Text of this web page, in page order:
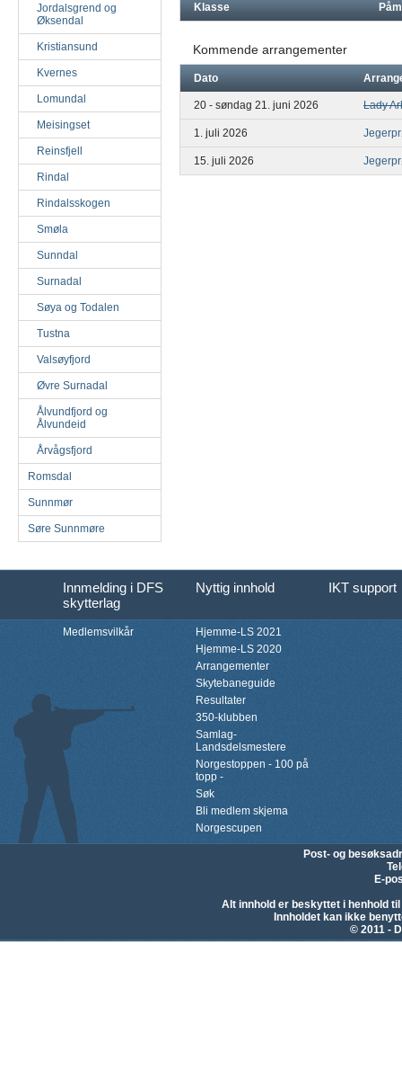
Jordalsgrend og
Øksendal
Kristiansund
Kvernes
Lomundal
Meisingset
Reinsfjell
Rindal
Rindalsskogen
Smøla
Sunndal
Surnadal
Søya og Todalen
Tustna
Valsøyfjord
Øvre Surnadal
Ålvundfjord og
Ålvundeid
Årvågsfjord
Romsdal
Sunnmør
Søre Sunnmøre
Klasse
Kommende arrangementer
Dato
20 - søndag 21. juni 2026 Lady
1. juli 2026
15. juli 2026
Innmelding i DFS
skytterlag
Nyttig innhold IKT support
Medlemsvilkår
Hjemme-LS 2021
Hjemme-LS 2020
Arrangementer
Skytebaneguide
Resultater
350-klubben
Samlag-
Landsdelsmestere
Norgestoppen - 100 på
topp -
Søk
Bli medlem skjema
Norgescupen
Post- og
E-
Alt innhold er beskyttet i henhold
Innholdet kan ikke
© 2011 -